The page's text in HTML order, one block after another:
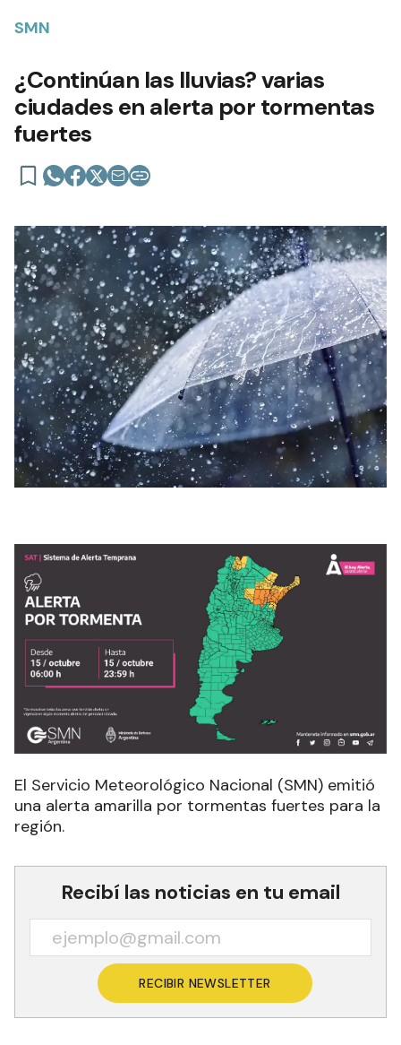
SMN
¿Continúan las lluvias? varias
ciudades en alerta por tormentas
fuertes
El Servicio Meteorológico Nacional (SMN) emitió
una alerta amarilla por tormentas fuertes para la
región.
Recibí las noticias en tu email
RECIBIR NEWSLETTER